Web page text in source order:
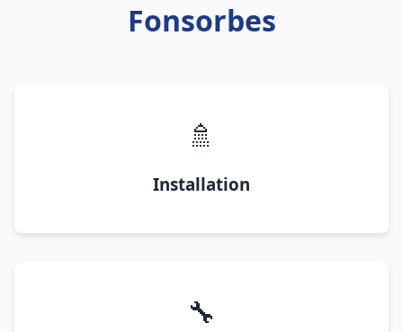
Fonsorbes
🚿
Installation
🔧